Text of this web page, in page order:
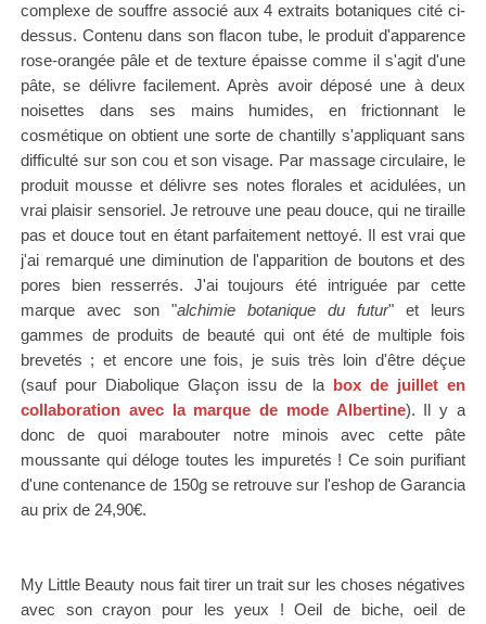
complexe de souffre associé aux 4 extraits botaniques cité ci-
dessus. Contenu dans son flacon tube, le produit d'apparence
rose-orangée pâle et de texture épaisse comme il s'agit d'une
pâte, se délivre facilement. Après avoir déposé une à deux
noisettes dans ses mains humides, en frictionnant le
cosmétique on obtient une sorte de chantilly s'appliquant sans
difficulté sur son cou et son visage. Par massage circulaire, le
produit mousse et délivre ses notes florales et acidulées, un
vrai plaisir sensoriel. Je retrouve une peau douce, qui ne tiraille
pas et douce tout en étant parfaitement nettoyé. Il est vrai que
j'ai remarqué une diminution de l'apparition de boutons et des
pores bien resserrés. J'ai toujours été intriguée par cette
marque avec son "alchimie botanique du futur" et leurs
gammes de produits de beauté qui ont été de multiple fois
brevetés ; et encore une fois, je suis très loin d'être déçue
(sauf pour Diabolique Glaçon issu de la box de juillet en
collaboration avec la marque de mode Albertine). Il y a
donc de quoi marabouter notre minois avec cette pâte
moussante qui déloge toutes les impuretés ! Ce soin purifiant
d'une contenance de 150g se retrouve sur l'eshop de Garancia
au prix de 24,90€.
My Little Beauty nous fait tirer un trait sur les choses négatives
avec son crayon pour les yeux ! Oeil de biche, oeil de